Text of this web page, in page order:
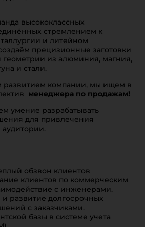
высококлассных
стремлением к
и литейном
прецизионные заготовки
геометрии из алюминия, магния,
и стали.
развитием компании, мы ищем в
менеджера по продажам!
умение разрабатывать
для привлечения
обзвон клиентов
клиентов по коммерческим
с инженерами.
и развитие долгосрочных
с заказчиками.
базы в системе учета